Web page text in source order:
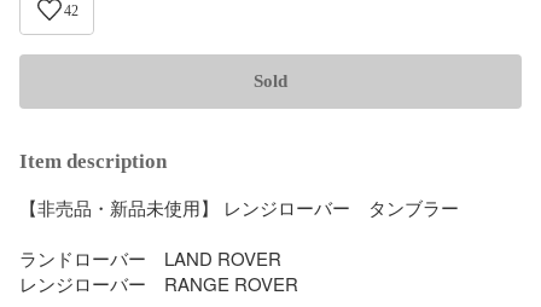
42
Sold
Item description
【非売品・新品未使用】 レンジローバー　タンブラー
ランドローバー　LAND ROVER
レンジローバー　RANGE ROVER